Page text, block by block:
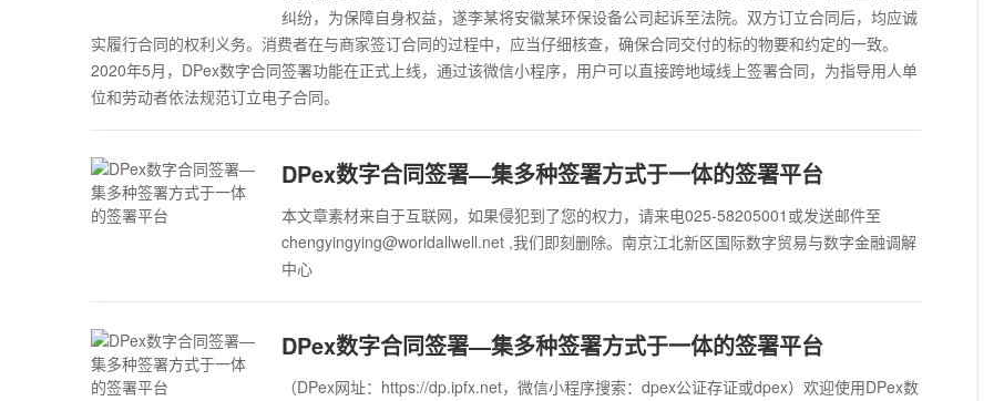
纠纷，为保障自身权益，遂李某将安徽某环保设备公司起诉至法院。双方订立合同后，均应诚
实履行合同的权利义务。消费者在与商家签订合同的过程中，应当仔细核查，确保合同交付的标的物要和约定的一致。
2020年5月，DPex数字合同签署功能在正式上线，通过该微信小程序，用户可以直接跨地域线上签署合同，为指导用人单
位和劳动者依法规范订立电子合同。
DPex数字合同签署—集多种签署方式于一体的签署平台
本文章素材来自于互联网，如果侵犯到了您的权力，请来电025-58205001或发送邮件至
chengyingying@worldallwell.net ,我们即刻删除。南京江北新区国际数字贸易与数字金融调解
中心
DPex数字合同签署—集多种签署方式于一体的签署平台
（DPex网址：https://dp.ipfx.net，微信小程序搜索：dpex公证存证或dpex）欢迎使用DPex数